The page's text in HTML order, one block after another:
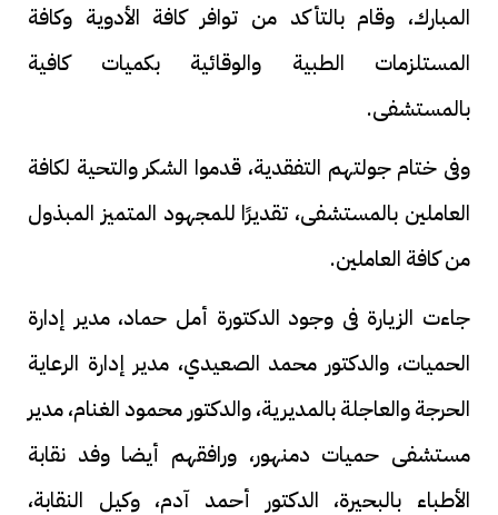
المبارك، وقام بالتأكد من توافر كافة الأدوية وكافة
المستلزمات الطبية والوقائية بكميات كافية
بالمستشفى.
وفى ختام جولتهم التفقدية، قدموا الشكر والتحية لكافة
العاملين بالمستشفى، تقديرًا للمجهود المتميز المبذول
من كافة العاملين.
جاءت الزيارة فى وجود الدكتورة أمل حماد، مدير إدارة
الحميات، والدكتور محمد الصعيدي، مدير إدارة الرعاية
الحرجة والعاجلة بالمديرية، والدكتور محمود الغنام، مدير
مستشفى حميات دمنهور، ورافقهم أيضا وفد نقابة
الأطباء بالبحيرة، الدكتور أحمد آدم، وكيل النقابة،